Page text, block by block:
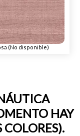
(No disponible)
HAY